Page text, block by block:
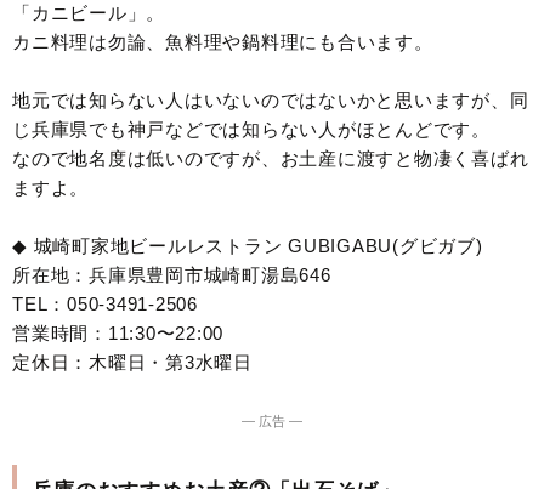
「カニビール」。
カニ料理は勿論、魚料理や鍋料理にも合います。
地元では知らない人はいないのではないかと思いますが、同
じ兵庫県でも神戸などでは知らない人がほとんどです。
なので地名度は低いのですが、お土産に渡すと物凄く喜ばれ
ますよ。
◆ 城崎町家地ビールレストラン GUBIGABU(グビガブ)
所在地：兵庫県豊岡市城崎町湯島646
TEL：050-3491-2506
営業時間：11:30〜22:00
定休日：木曜日・第3水曜日
― 広告 ―